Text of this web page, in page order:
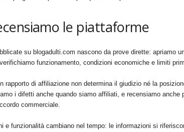
le piattaforme
su blogadulti.com nascono da prove dirette: apriamo
funzionamento, condizioni economiche e limiti
rapporto di affiliazione non determina il giudizio né la
i difetti anche quando siamo affiliati, e recensiamo anche
commerciale.
e funzionalità cambiano nel tempo: le informazioni si